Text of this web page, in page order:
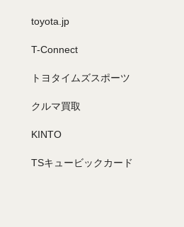
toyota.jp
T-Connect
トヨタイムズスポーツ
クルマ買取
KINTO
TSキュービックカード